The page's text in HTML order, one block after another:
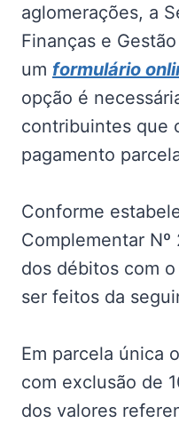
aglomerações, a
Finanças e
um formulário
opção é
contribuintes que
pagamento
Conforme
Complementar
dos débitos com
ser feitos da
Em parcela única
com exclusão de
dos valores